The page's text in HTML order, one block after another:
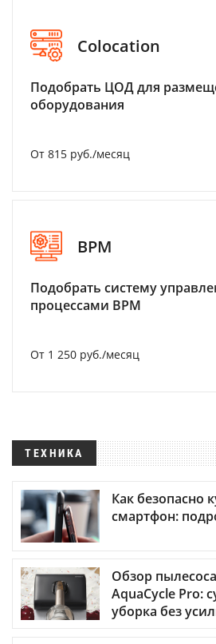
Colocation
Подобрать ЦОД для
оборудования
От 815 руб./месяц
BPM
Подобрать систему
процессами BPM
От 1 250 руб./месяц
ТЕХНИКА
Как безопасно
смартфон:
Обзор
AquaCycle Pro:
уборка без